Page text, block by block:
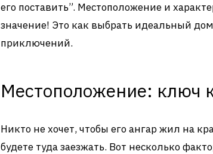
его поставить”. Местоположение и
значение! Это как выбрать идеальный
приключений.
Местоположение: ключ
Никто не хочет, чтобы его ангар жил на
будете туда заезжать. Вот несколько